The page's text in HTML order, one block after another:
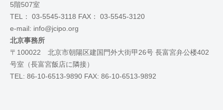
5階507室
TEL： 03-5545-3118 FAX： 03-5545-3120
e-mail: info@jcipo.org
北京事務所
〒100022 北京市朝陽区建国門外大街甲26号 長富宮弁公楼402
号室（長富宮飯店に隣接）
TEL: 86-10-6513-9890 FAX: 86-10-6513-9892